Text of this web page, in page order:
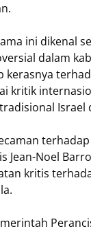
ini dikenal
dalam
kerasnya
kritik
Israel
Jean-Noel
kritis